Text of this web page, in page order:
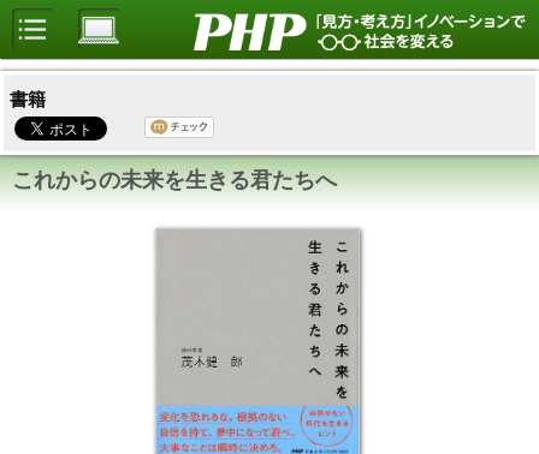
書籍
これからの未来を生きる君たちへ